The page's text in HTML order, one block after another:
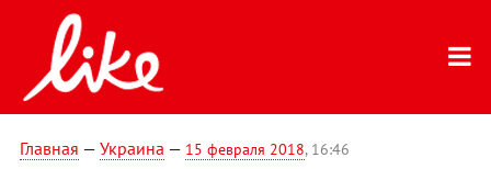
Главная — Украина — 15 февраля 2018, 16:46